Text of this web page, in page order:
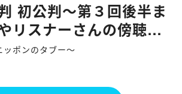
初公判〜第３回後半ま
リスナーさんの傍聴記
ッポンのタブー〜